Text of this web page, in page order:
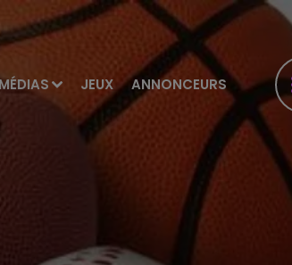
MÉDIAS JEUX ANNONCEURS